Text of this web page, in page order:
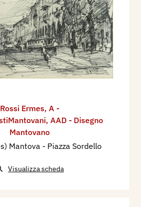
Rossi Ermes, A -
, AAD - Disegno
Mantovano
Mantova - Piazza Sordello
Visualizza scheda